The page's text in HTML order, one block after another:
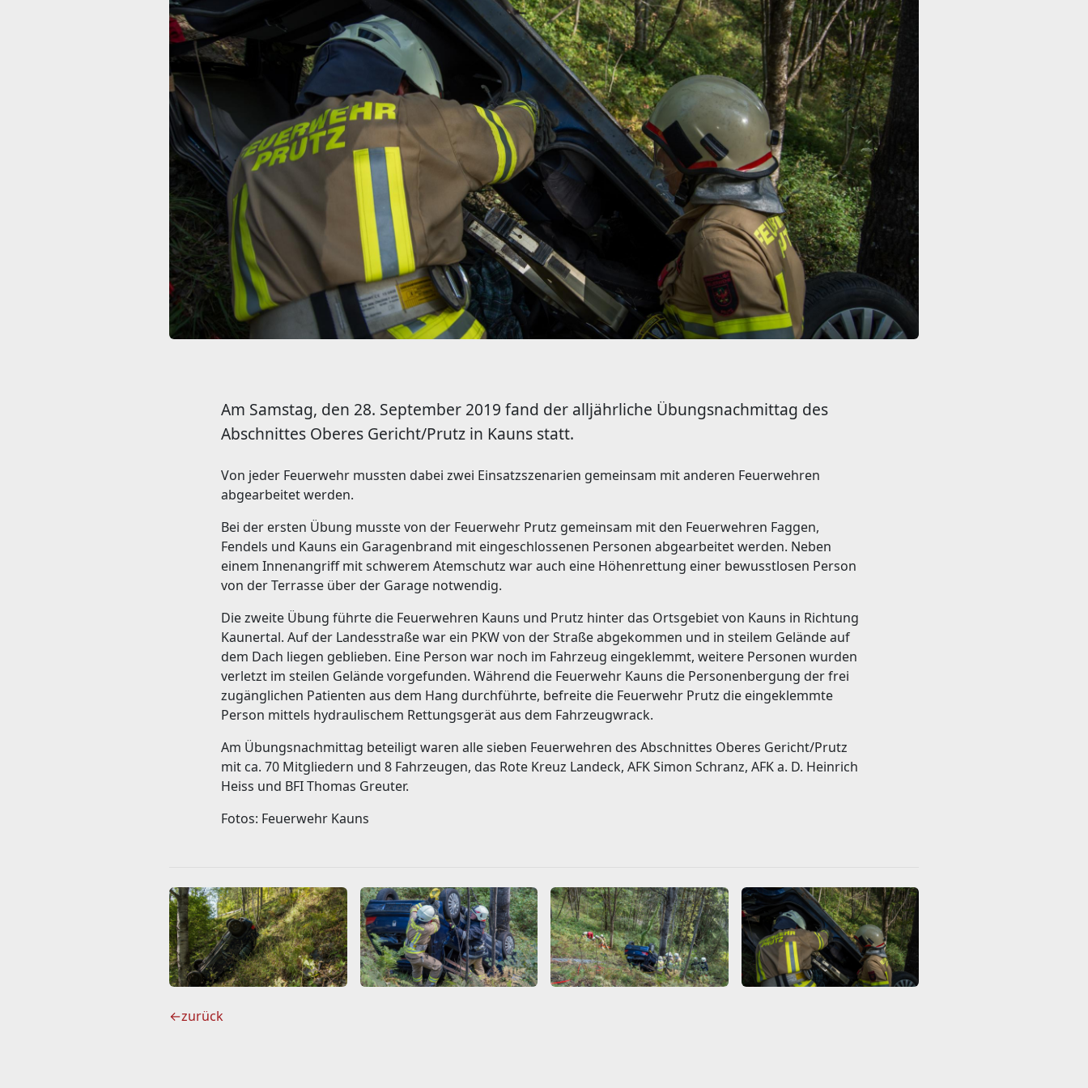
Am Samstag, den 28. September 2019 fand der alljährliche Übungsnachmittag des
Abschnittes Oberes Gericht/Prutz in Kauns statt.
Von jeder Feuerwehr mussten dabei zwei Einsatzszenarien gemeinsam mit anderen Feuerwehren
abgearbeitet werden.
Bei der ersten Übung musste von der Feuerwehr Prutz gemeinsam mit den Feuerwehren Faggen,
Fendels und Kauns ein Garagenbrand mit eingeschlossenen Personen abgearbeitet werden. Neben
einem Innenangriff mit schwerem Atemschutz war auch eine Höhenrettung einer bewusstlosen Person
von der Terrasse über der Garage notwendig.
Die zweite Übung führte die Feuerwehren Kauns und Prutz hinter das Ortsgebiet von Kauns in Richtung
Kaunertal. Auf der Landesstraße war ein PKW von der Straße abgekommen und in steilem Gelände auf
dem Dach liegen geblieben. Eine Person war noch im Fahrzeug eingeklemmt, weitere Personen wurden
verletzt im steilen Gelände vorgefunden. Während die Feuerwehr Kauns die Personenbergung der frei
zugänglichen Patienten aus dem Hang durchführte, befreite die Feuerwehr Prutz die eingeklemmte
Person mittels hydraulischem Rettungsgerät aus dem Fahrzeugwrack.
Am Übungsnachmittag beteiligt waren alle sieben Feuerwehren des Abschnittes Oberes Gericht/Prutz
mit ca. 70 Mitgliedern und 8 Fahrzeugen, das Rote Kreuz Landeck, AFK Simon Schranz, AFK a. D. Heinrich
Heiss und BFI Thomas Greuter.
Fotos: Feuerwehr Kauns
←zurück